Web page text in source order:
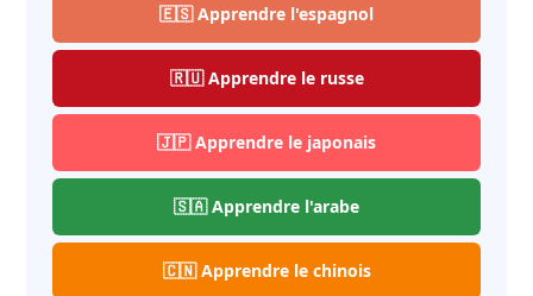
🇪🇸 Apprendre l'espagnol
🇷🇺 Apprendre le russe
🇯🇵 Apprendre le japonais
🇸🇦 Apprendre l'arabe
🇨🇳 Apprendre le chinois